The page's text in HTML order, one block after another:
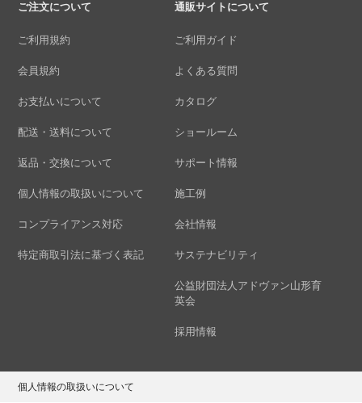
ご注文について
ご利用規約
会員規約
お支払いについて
配送・送料について
返品・交換について
個人情報の取扱いについて
コンプライアンス対応
特定商取引法に基づく表記
通販サイトについて
ご利用ガイド
よくある質問
カタログ
ショールーム
サポート情報
施工例
会社情報
サステナビリティ
公益財団法人アドヴァン山形育
英会
採用情報
個人情報の取扱いについて